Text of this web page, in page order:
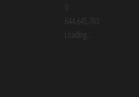
0
644,645,763
Loading....